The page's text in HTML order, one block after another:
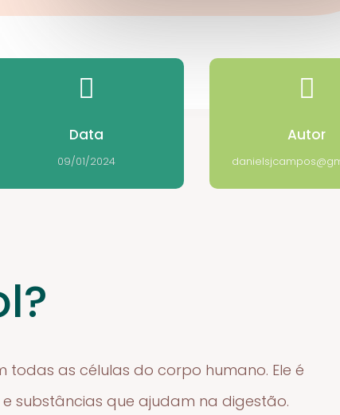

Data
09/01/2024

Autor
as células do corpo humano. Ele é
substâncias que ajudam na digestão.